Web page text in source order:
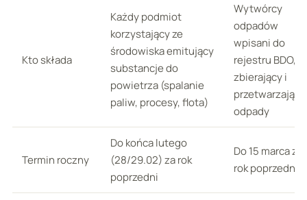
Kto składa
Każdy podmiot
korzystający ze
środowiska emitujący
substancje do
powietrza (spalanie
paliw, procesy, flota)
Wytwórcy
odpadów
wpisani do
rejestru BDO,
zbierający i
przetwarzający
odpady
Termin roczny
Do końca lutego
(28/29.02) za rok
poprzedni
Do 15 marca za
rok poprzedni